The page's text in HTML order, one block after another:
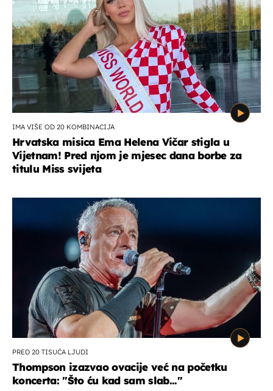
IMA VIŠE OD 20 KOMBINACIJA
Hrvatska misica Ema Helena Vičar stigla u
Vijetnam! Pred njom je mjesec dana borbe za
titulu Miss svijeta
PRED 20 TISUĆA LJUDI
Thompson izazvao ovacije već na početku
koncerta: "Što ću kad sam slab..."